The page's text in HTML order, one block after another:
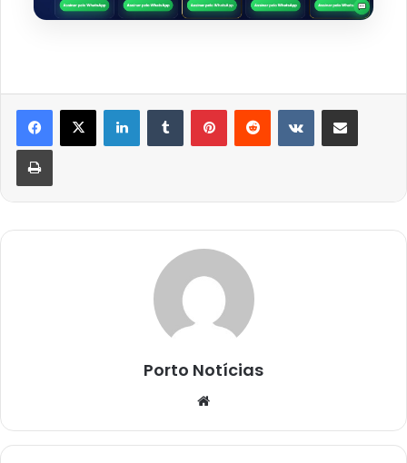
LinkedinTumblr PinterestReddit VK Compartilhar via e-mail
Imprimir
Porto Notícias